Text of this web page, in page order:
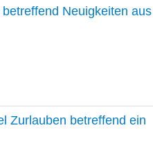
Neuigkeiten
Zurlauben betreffend ein